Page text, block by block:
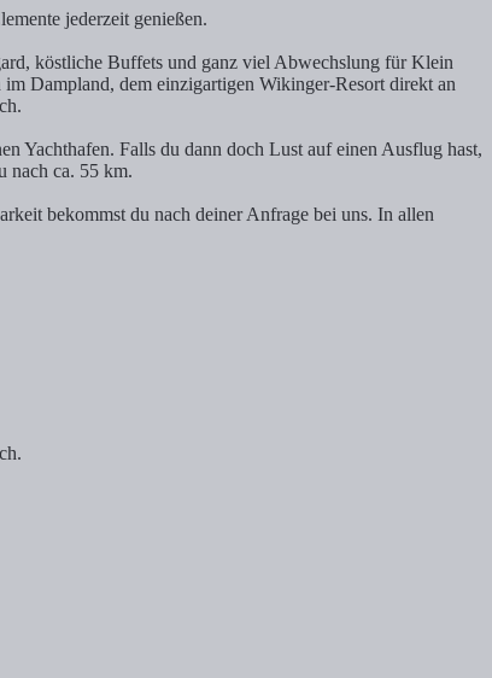
jederzeit genießen.
köstliche Buffets und ganz viel Abwechslung für Klein
Dampland, dem einzigartigen Wikinger-Resort direkt an
Yachthafen. Falls du dann doch Lust auf einen Ausflug hast,
nach ca. 55 km.
bekommst du nach deiner Anfrage bei uns. In allen